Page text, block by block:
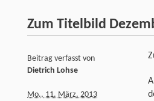
Zum Titelbild
Beitrag verfasst von
Dietrich Lohse
Mo., 11. März. 2013